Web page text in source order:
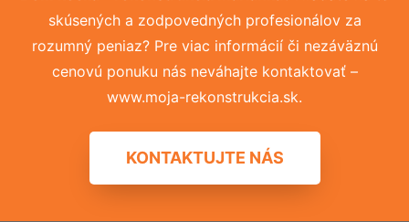
skúsených a zodpovedných profesionálov za
rozumný peniaz? Pre viac informácií či nezáväznú
cenovú ponuku nás neváhajte kontaktovať –
www.moja-rekonstrukcia.sk.
KONTAKTUJTE NÁS